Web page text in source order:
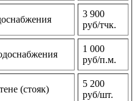
3 900
руб/тчк.
1 000
руб/п.м.
(стояк)
5 200
руб/шт.